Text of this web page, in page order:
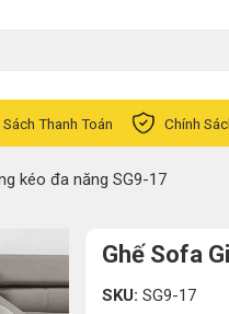
Thanh Toán Chính
kéo đa năng SG9-17
Ghế Sofa
SKU:SG9-17